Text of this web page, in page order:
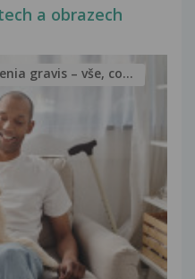
a obrazech
gravis – vše, co...